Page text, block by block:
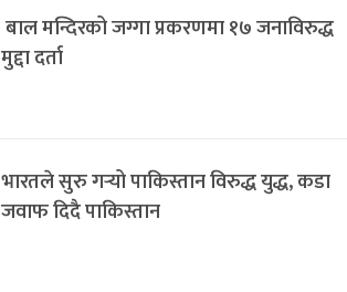
बाल मन्दिरको जग्गा प्रकरणमा १७ जनाविरुद्ध
मुद्दा दर्ता
भारतले सुरु गर्‍यो पाकिस्तान विरुद्ध युद्ध, कडा
जवाफ दिदै पाकिस्तान